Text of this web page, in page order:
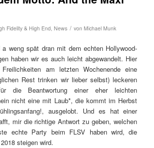
Fidelity & High End, News / von Michael Munk
weng spät dran mit dem echten Hollywood-
haben wir es auch leicht abgewandelt. Hier
am letzten Wochenende eine
Rest trinken wir lieber selbst) leckeren
die Beantwortung einer eher leichten
nicht eine mit Laub*, die kommt im Herbst
ausgelobt. Und es hat einer
mir die richtige Antwort zu geben, welchen
echte Party beim FLSV haben wird, die
steigen wird.